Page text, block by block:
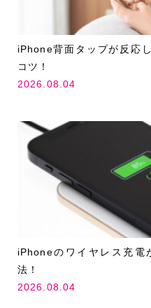
iPhone背面タップが反応
コツ！
2026.08.04
iPhoneのワイヤレス充電
法！
2026.08.04